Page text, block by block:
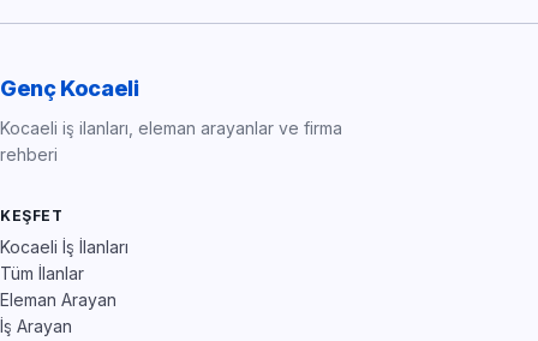
Genç Kocaeli
Kocaeli iş ilanları, eleman arayanlar ve firma
rehberi
KEŞFET
Kocaeli İş İlanları
Tüm İlanlar
Eleman Arayan
İş Arayan